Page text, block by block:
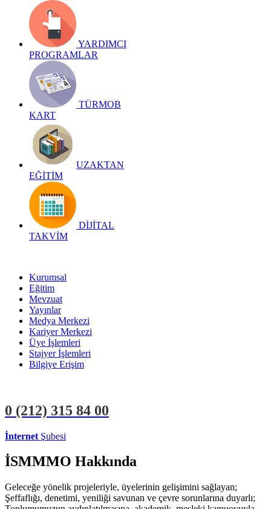
YARDIMCI
PROGRAMLAR
TÜRMOB
KART
UZAKTAN
EĞİTİM
DİJİTAL
TAKVİM
Kurumsal
Eğitim
Mevzuat
Yayınlar
Medya Merkezi
Kariyer Merkezi
Üye İşlemleri
Stajyer İşlemleri
Bilgiye Erişim
0 (212) 315 84 00
İnternet Şubesi
İSMMMO Hakkında
Geleceğe yönelik projeleriyle, üyelerinin gelişimini sağlayan;
Şeffaflığı, denetimi, yeniliği savunan ve çevre sorunlarına duyarlı;